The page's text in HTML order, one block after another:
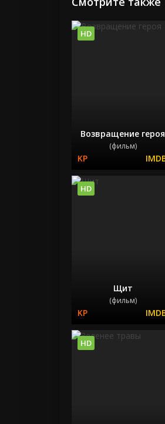
Возвращение героя
(фильм)
HD
Щит
(фильм)
HD
HD